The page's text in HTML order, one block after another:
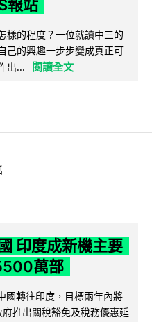
報站
樣的程度？一位就讀中三的
己的興趣一步步變成真正可
出...
閱讀全文
印度成新機主要
萬部
轉往印度，目標兩年內將
推出關稅豁免及稅務優惠延